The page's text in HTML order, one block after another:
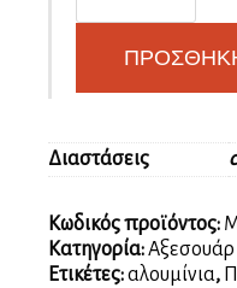
(προστατευτικά
ντουλαπιών)
ποσότητα
Διαστάσεις
Κωδικός προϊόντος:
Κατηγορία:Αξεσουάρ
Ετικέτες:αλουμίνια,